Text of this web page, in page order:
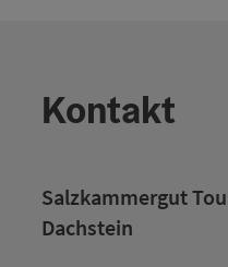
Kontakt
Salzkammergut
Dachstein